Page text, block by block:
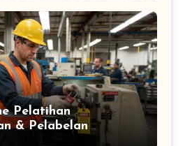
Pelatihan
& Pelabelan